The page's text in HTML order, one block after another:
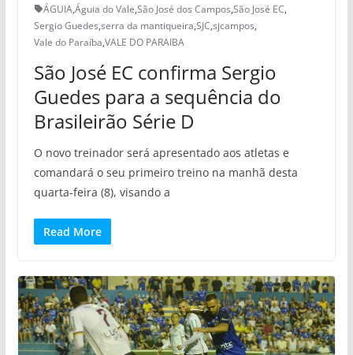
ÁGUIA,Águia do Vale,São José dos Campos,São José EC,
Sergio Guedes,serra da mantiqueira,SJC,sjcampos,
Vale do Paraíba,VALE DO PARAIBA
São José EC confirma Sergio
Guedes para a sequência do
Brasileirão Série D
O novo treinador será apresentado aos atletas e
comandará o seu primeiro treino na manhã desta
quarta-feira (8), visando a
Read More